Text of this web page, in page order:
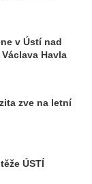
v Ústí nad
Havla
zve na letní
ÚSTÍ